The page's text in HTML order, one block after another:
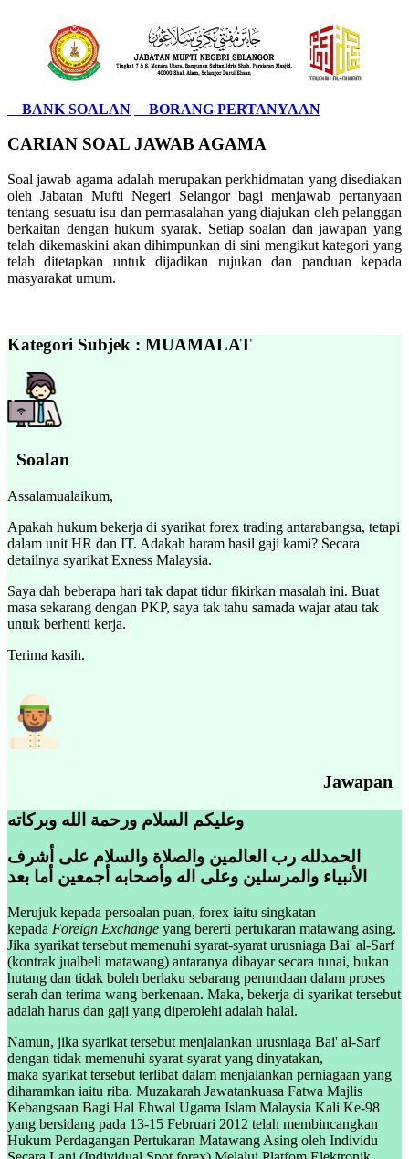
BANK SOALAN BORANG PERTANYAAN
CARIAN SOAL JAWAB AGAMA
Soal jawab agama adalah merupakan perkhidmatan yang disediakan
oleh Jabatan Mufti Negeri Selangor bagi menjawab pertanyaan
tentang sesuatu isu dan permasalahan yang diajukan oleh pelanggan
berkaitan dengan hukum syarak. Setiap soalan dan jawapan yang
telah dikemaskini akan dihimpunkan di sini mengikut kategori yang
telah ditetapkan untuk dijadikan rujukan dan panduan kepada
masyarakat umum.
Kategori Subjek : MUAMALAT
Soalan
Assalamualaikum,
Apakah hukum bekerja di syarikat forex trading antarabangsa, tetapi
dalam unit HR dan IT. Adakah haram hasil gaji kami? Secara
detailnya syarikat Exness Malaysia.
Saya dah beberapa hari tak dapat tidur fikirkan masalah ini. Buat
masa sekarang dengan PKP, saya tak tahu samada wajar atau tak
untuk berhenti kerja.
Terima kasih.
Jawapan
وعليكم السلام ورحمة الله وبركاته
الحمدلله رب العالمين والصلاة والسلام على أشرف
الأنبياء والمرسلين وعلى اله وأصحابه أجمعين أما بعد
Merujuk kepada persoalan puan, forex iaitu singkatan
kepada Foreign Exchange yang bererti pertukaran matawang asing.
Jika syarikat tersebut memenuhi syarat-syarat urusniaga Bai' al-Sarf
(kontrak jualbeli matawang) antaranya dibayar secara tunai, bukan
hutang dan tidak boleh berlaku sebarang penundaan dalam proses
serah dan terima wang berkenaan. Maka, bekerja di syarikat tersebut
adalah harus dan gaji yang diperolehi adalah halal.
Namun, jika syarikat tersebut menjalankan urusniaga Bai' al-Sarf
dengan tidak memenuhi syarat-syarat yang dinyatakan,
maka syarikat tersebut terlibat dalam menjalankan perniagaan yang
diharamkan iaitu riba. Muzakarah Jawatankuasa Fatwa Majlis
Kebangsaan Bagi Hal Ehwal Ugama Islam Malaysia Kali Ke-98
yang bersidang pada 13-15 Februari 2012 telah membincangkan
Hukum Perdagangan Pertukaran Matawang Asing oleh Individu